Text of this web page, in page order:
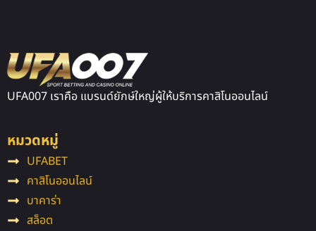
UFA007 เราคือ แบรนด์ยักษ์ใหญ่ผู้ให้บริการคาสิโนออนไลน์
หมวดหมู่
UFABET
คาสิโนออนไลน์
บาคาร่า
สล็อต